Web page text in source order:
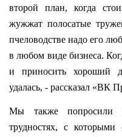
второй план, когда
жужжат полосатые
пчеловодстве надо его
в любом виде бизнеса.
и приносить хороший
удалась, - рассказал «ВК
Мы также попросили
трудностях, с